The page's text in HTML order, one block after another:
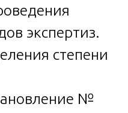
экспертиз.
степени
№